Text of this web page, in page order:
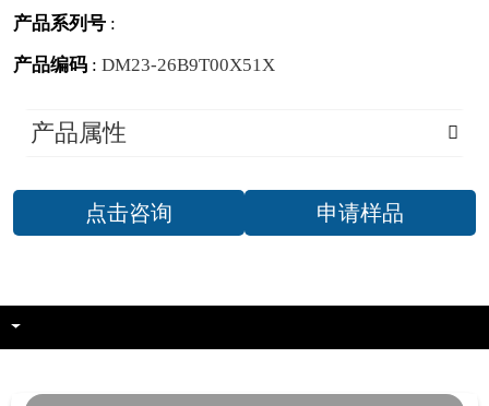
产品系列号 :
产品编码 : DM23-26B9T00X51X
产品属性
点击咨询 申请样品